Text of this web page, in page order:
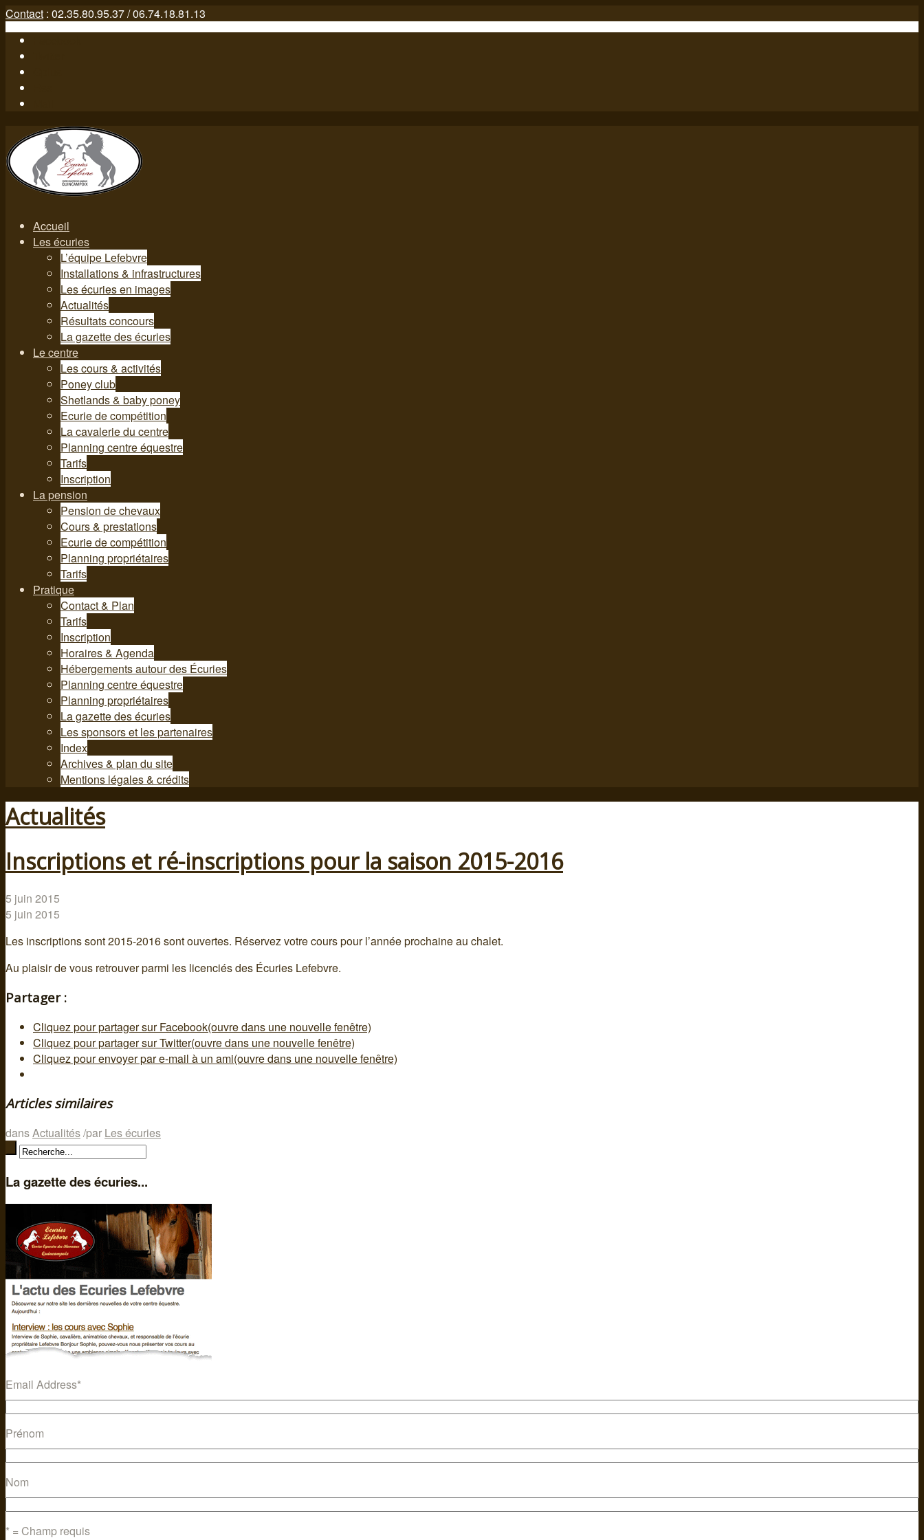
Contact : 02.35.80.95.37 / 06.74.18.81.13
Accueil
Les écuries
L’équipe Lefebvre
Installations & infrastructures
Les écuries en images
Actualités
Résultats concours
La gazette des écuries
Le centre
Les cours & activités
Poney club
Shetlands & baby poney
Ecurie de compétition
La cavalerie du centre
Planning centre équestre
Tarifs
Inscription
La pension
Pension de chevaux
Cours & prestations
Ecurie de compétition
Planning propriétaires
Tarifs
Pratique
Contact & Plan
Tarifs
Inscription
Horaires & Agenda
Hébergements autour des Écuries
Planning centre équestre
Planning propriétaires
La gazette des écuries
Les sponsors et les partenaires
Index
Archives & plan du site
Mentions légales & crédits
Actualités
Inscriptions et ré-inscriptions pour la saison 2015-2016
5 juin 2015
5 juin 2015
Les inscriptions sont 2015-2016 sont ouvertes. Réservez votre cours pour l’année prochaine au chalet.
Au plaisir de vous retrouver parmi les licenciés des Écuries Lefebvre.
Partager :
Cliquez pour partager sur Facebook(ouvre dans une nouvelle fenêtre)
Cliquez pour partager sur Twitter(ouvre dans une nouvelle fenêtre)
Cliquez pour envoyer par e-mail à un ami(ouvre dans une nouvelle fenêtre)
Articles similaires
dansActualités/par Les écuries
La gazette des écuries...
Email Address*
Prénom
Nom
* = Champ requis